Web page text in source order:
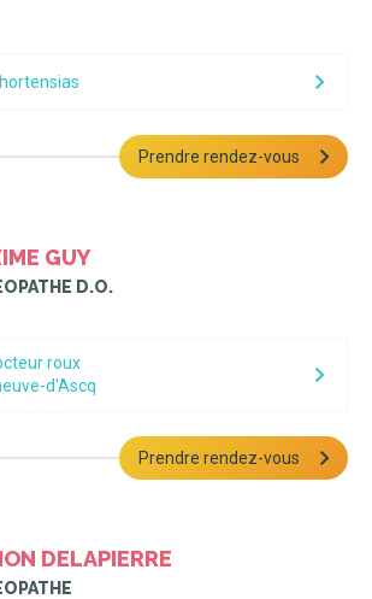
Prendre rendez-vous
GUY
D.O.
roux
d'Ascq
Prendre rendez-vous
DELAPIERRE